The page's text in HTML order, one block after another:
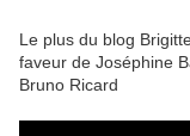
Le plus du blog
faveur de Joséphine
Bruno Ricard